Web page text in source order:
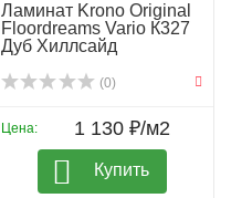
Ламинат Krono Original
Floordreams Vario К327
Дуб Хиллсайд
(0)
Цена: 1 130 ₽/м2
Купить